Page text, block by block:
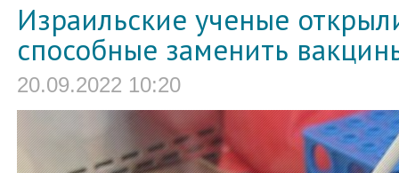
Израильские ученые
способные заменить
20.09.2022 10:20